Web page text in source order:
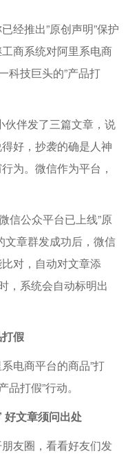
推出”原创声明”保护
商系统对阿里系电商
科技巨头的”产品打
伴发了三篇文章，说
好，抄袭的确是人神
为。微信作为平台，
公众平台已上线”原
文章群发成功后，微信
对，自动对文章添
，系统会自动标明出
假
电商平台的商品”打
打假”行动。
文章须问出处
友圈，看看好友们发